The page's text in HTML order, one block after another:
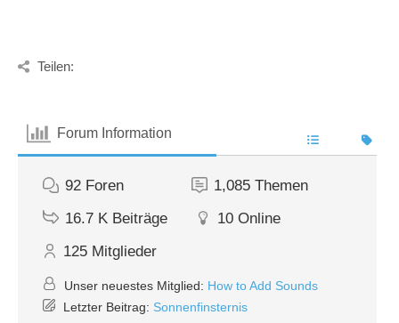
Teilen:
Forum Information
92 Foren 1,085 Themen
16.7 K Beiträge 10 Online
125 Mitglieder
Unser neuestes Mitglied: How to Add Sounds
Letzter Beitrag: Sonnenfinsternis